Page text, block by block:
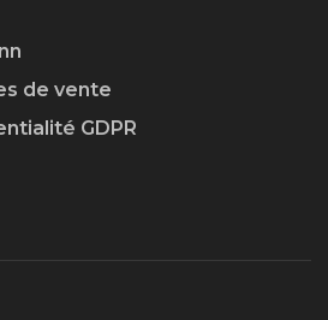
n
de vente
GDPR